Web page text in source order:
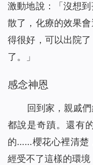
激動地說：「沒想
散了，化療的效果
得很好，可以出院
了。」
感念神恩
回到家，親戚
都說是奇蹟。還有
的……櫻花心裡清楚
經受不了這樣的環境